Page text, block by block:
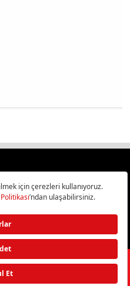
Türkiye
CHIP Online’da!
ve Pazarlama A.Ş./ Tüm hakları